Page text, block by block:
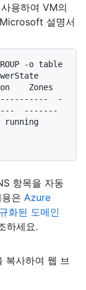
용하여 VM의
설명서
-o table
Zones
-
-------
running
항목을 자동
은 Azure
화된 도메인
하세요.
복사하여 웹 브